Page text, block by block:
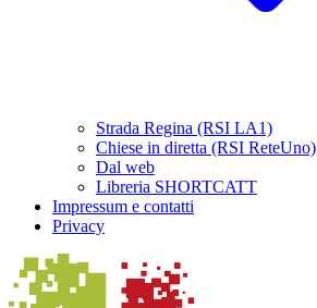
Strada Regina (RSI LA1)
Chiese in diretta (RSI ReteUno)
Dal web
Libreria SHORTCATT
Impressum e contatti
Privacy